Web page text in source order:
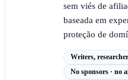
sem viés de
baseada em
proteção de
Writers,
No sponsors · no